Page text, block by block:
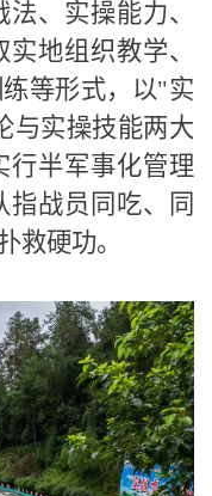
、实操能力、
地组织教学、
等形式，以"实
与实操技能两大
行半军事化管理
战员同吃、同
救硬功。